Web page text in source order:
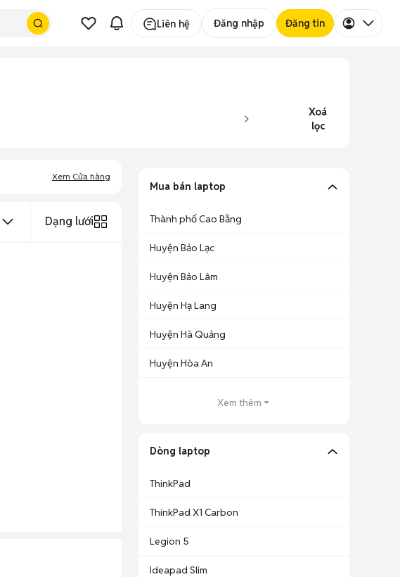
Liên hệ Đăng nhập Đăng tin
Xoá
lọc
Xem Cửa hàng
Dạng lưới
Mua bán laptop
Thành phố Cao Bằng
Huyện Bảo Lạc
Huyện Bảo Lâm
Huyện Hạ Lang
Huyện Hà Quảng
Huyện Hòa An
Xem thêm
Dòng laptop
ThinkPad
ThinkPad X1 Carbon
Legion 5
Ideapad Slim